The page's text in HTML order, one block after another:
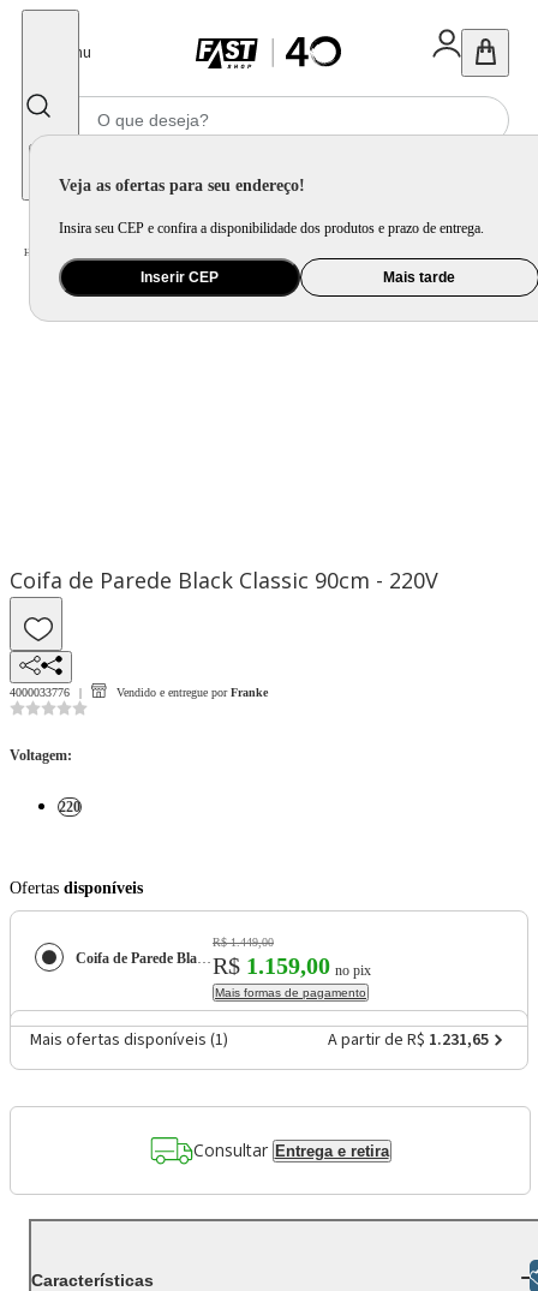
Menu
Veja as ofertas para seu endereço!
Insira seu CEP e confira a disponibilidade dos produtos e prazo de entrega.
Inserir CEP Mais tarde
Home
Coifa de Parede Black Classic 90cm - 220V
4000033776 Vendido e entregue por Franke
Voltagem:
220
Ofertas disponíveis
Coifa de Parede Black Classic 90cm - 220V
R$ 1.449,00
R$ 1.159,00 no pix
Mais formas de pagamento
Mais ofertas disponíveis (1) A partir de R$ 1.231,65
Consultar Entrega e retira
Características